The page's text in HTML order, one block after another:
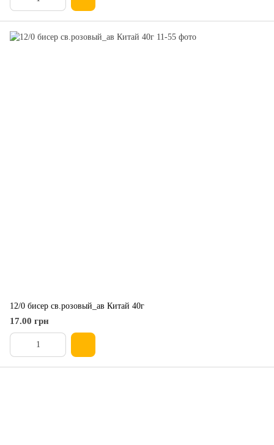
12/0 бисер св.розовый_ав Китай 40г
17.00 грн